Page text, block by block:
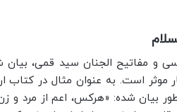
و مفاتیح الجنان سید قمی، بیان
است. به عنوان مثال در کتاب
بیان شده: «هرکس، اعم از مرد و زن،